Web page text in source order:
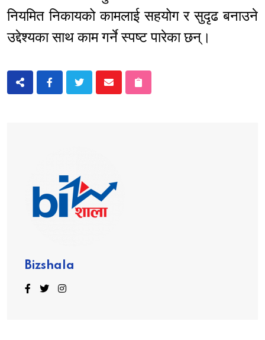
नियमित निकायको कामलाई सहयोग र सुदृढ बनाउने
उद्देश्यका साथ काम गर्ने स्पष्ट पारेका छन्।
Bizshala